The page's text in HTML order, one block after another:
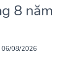
8 năm
06/08/2026